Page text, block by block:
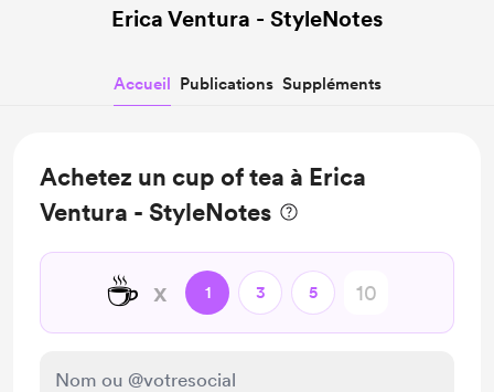
Erica Ventura - StyleNotes
Accueil Publications Suppléments
Achetez un cup of tea à Erica
Ventura - StyleNotes
☕ x 1 3 5